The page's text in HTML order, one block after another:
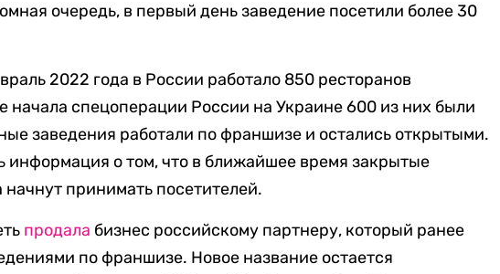
очередь, в первый день заведение посетили более 30
2022 года в России работало 850 ресторанов
начала спецоперации России на Украине 600 из них были
заведения работали по франшизе и остались открытыми.
информация о том, что в ближайшее время закрытые
принимать посетителей.
продала бизнес российскому партнеру, который ранее
по франшизе. Новое название остается